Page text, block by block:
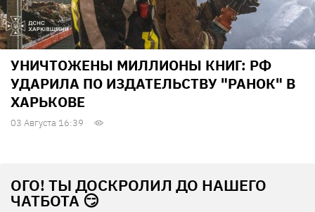
УНИЧТОЖЕНЫ МИЛЛИОНЫ КНИГ: РФ
УДАРИЛА ПО ИЗДАТЕЛЬСТВУ "РАНОК" В
ХАРЬКОВЕ
03 Августа 16:39
ОГО! ТЫ ДОСКРОЛИЛ ДО НАШЕГО
ЧАТБОТА 😏